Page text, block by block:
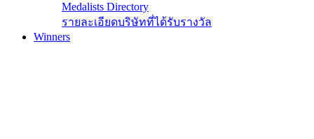
Medalists Directory
รายละเอียดบริษัทที่ได้รับรางวัล
Winners